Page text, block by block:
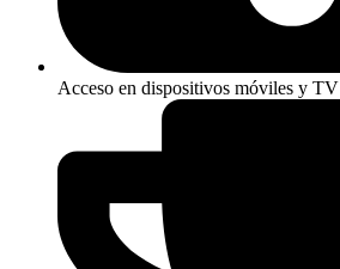
Acceso en dispositivos móviles y TV